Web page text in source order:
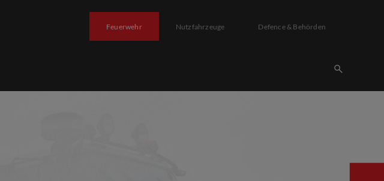
Feuerwehr Nutzfahrzeuge Defence & Behörden